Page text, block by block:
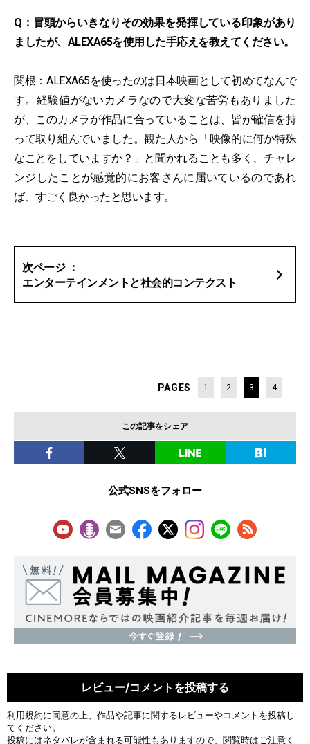
Q：冒頭からいきなりその効果を発揮している印象があり
ましたが、ALEXA65を使用した手応えを教えてください。
関根：ALEXA65を使ったのは日本映画として初めてなんで
す。経験値がないカメラなので大変な苦労もありました
が、このカメラが作品に合っていることは、皆が確信を持
って取り組んでいました。観た人から「映像的に何か特殊
なことをしていますか？」と聞かれることも多く、チャレ
ンジしたことが感覚的にお客さんに届いているのであれ
ば、すごく良かったと思います。
エンターテインメントと社会的コンテクスト
PAGES 1 2 3 4
この記事をシェア
公式SNSをフォロー
レビュー/コメントを投稿する
利用規約に同意の上、作品や記事に関するレビューやコメントを投稿し
てください。
投稿にはネタバレが含まれる可能性もありますので、閲覧時はご注意く